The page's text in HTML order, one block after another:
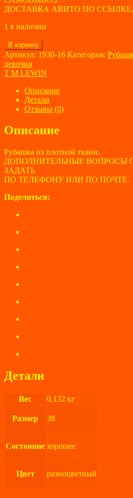
ДОСТАВКА АВИТО ПО ССЫЛКЕ.
1 в наличии
Количество
товара
Рубашка
для
LEWIN
38
В корзину
Артикул: 1930-16 Категория:
девочки
T M LEWIN
Описание
Детали
Отзывы (0)
Описание
Рубашка из плотной ткани.
ДОПОЛНИТЕЛЬНЫЕ ВОПРОСЫ
ЗАДАТЬ
ПО ТЕЛЕФОНУ ИЛИ ПО ПОЧТЕ.
Поделиться:
Детали
Вес 0,132 кг
Размер 38
Состояние хорошее
Цвет разноцветный